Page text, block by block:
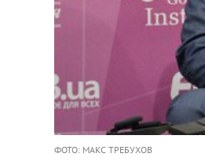
ФОТО: МАКС ТРЕБУХОВ